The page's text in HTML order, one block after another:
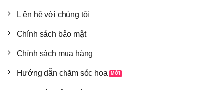
Liên hệ với chúng tôi
Chính sách bảo mật
Chính sách mua hàng
Hướng dẫn chăm sóc hoa